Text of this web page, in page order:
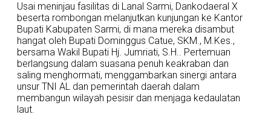
Usai meninjau fasilitas di Lanal Sarmi, Dankodaeral X
beserta rombongan melanjutkan kunjungan ke Kantor
Bupati Kabupaten Sarmi, di mana mereka disambut
hangat oleh Bupati Dominggus Catue, SKM., M.Kes.,
bersama Wakil Bupati Hj. Jumriati, S.H.. Pertemuan
berlangsung dalam suasana penuh keakraban dan
saling menghormati, menggambarkan sinergi antara
unsur TNI AL dan pemerintah daerah dalam
membangun wilayah pesisir dan menjaga kedaulatan
laut.